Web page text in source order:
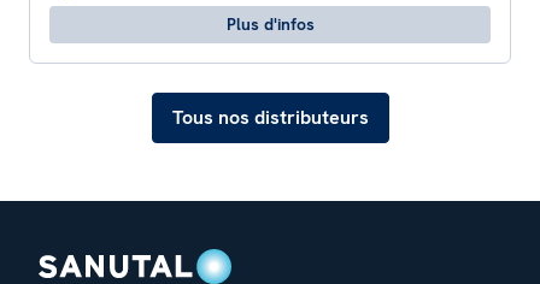
Plus d'infos
Tous nos distributeurs